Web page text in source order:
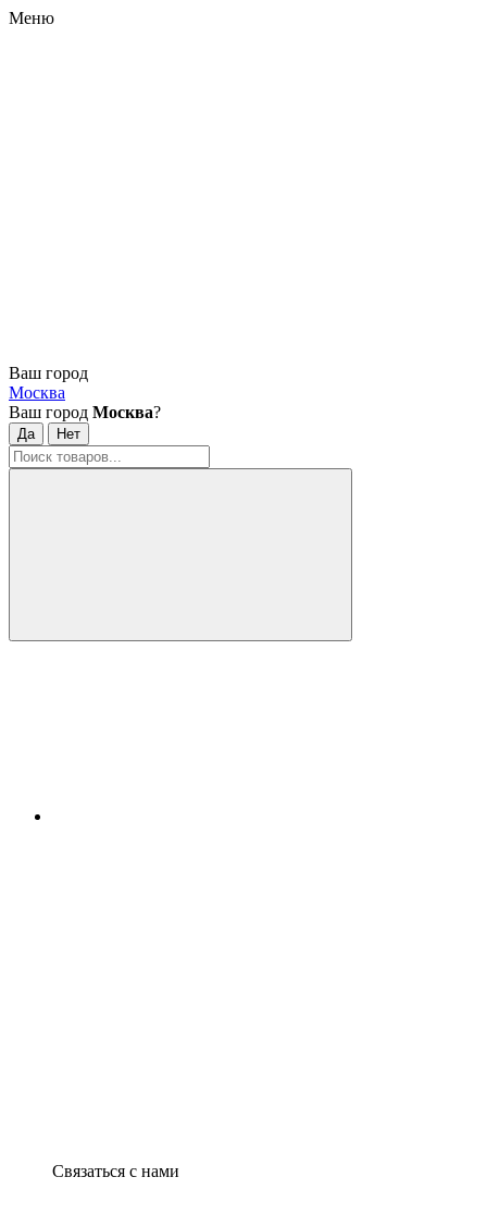
Меню
Ваш город
Москва
Ваш город Москва?
Связаться с нами